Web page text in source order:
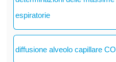
espiratorie
diffusione alveolo capillare CO